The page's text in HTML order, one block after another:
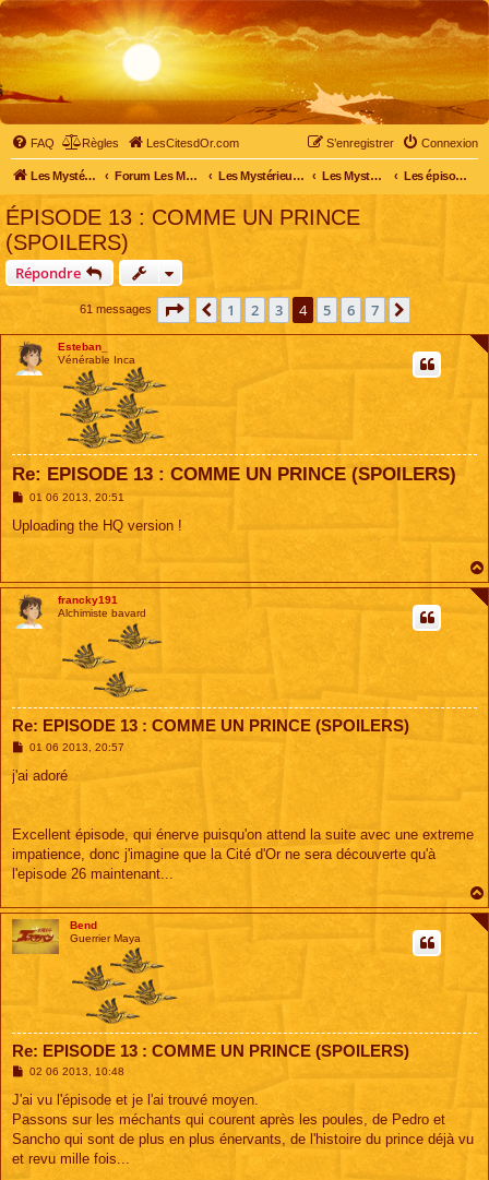
FAQ Règles LesCitesdOr.com Connexion
S’enregistrer
Les Mystérieuses Cités d'Or - LesCitesdOr.com Forum Les Mystérieuses Cités d'Or Les Mystérieuses Cités d'Or Les Mystérieuses Cités d'Or : saison 2 (2013) Les épisodes de la saison 2
ÉPISODE 13 : COMME UN PRINCE
(SPOILERS)
Répondre
61 messages Page sur7
Précédente
1 2 3 4 5 6 7
Esteban_
Vénérable Inca
Re: EPISODE 13 : COMME UN PRINCE (SPOILERS)
M
s
01 06 2013, 20:51
Uploading the HQ version !
francky191
Alchimiste bavard
Re: EPISODE 13 : COMME UN PRINCE (SPOILERS)
M
s
01 06 2013, 20:57
j'ai adoré
Excellent épisode, qui énerve puisqu'on attend la suite avec une extreme
impatience, donc j'imagine que la Cité d'Or ne sera découverte qu'à
l'episode 26 maintenant...
Bend
Guerrier Maya
Re: EPISODE 13 : COMME UN PRINCE (SPOILERS)
M
s
a
g
02 06 2013, 10:48
J'ai vu l'épisode et je l'ai trouvé moyen.
Passons sur les méchants qui courent après les poules, de Pedro et
Sancho qui sont de plus en plus énervants, de l'histoire du prince déjà vu
et revu mille fois...